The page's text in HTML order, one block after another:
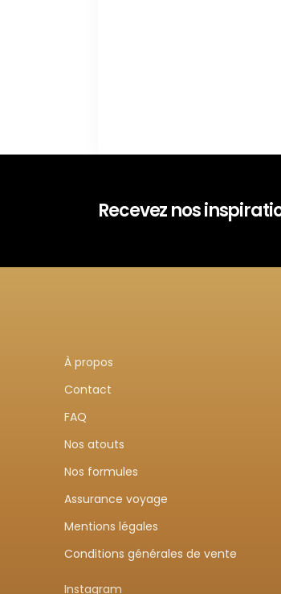
Recevez nos
À propos
Contact
FAQ
Nos atouts
Nos formules
Assurance voyage
Mentions légales
Conditions générales de vente
Instagram